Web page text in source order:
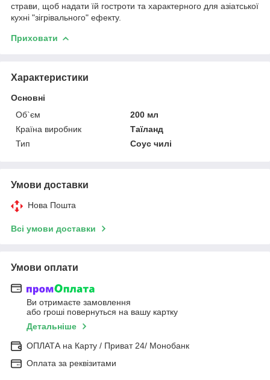
страви, щоб надати їй гостроти та характерного для азіатської
кухні "зігрівального" ефекту.
Приховати
Характеристики
Основні
Об`єм
200 мл
Країна виробник
Таїланд
Тип
Соус чилі
Умови доставки
Нова Пошта
Всі умови доставки
Умови оплати
Ви отримаєте замовлення
або гроші повернуться на вашу картку
Детальніше
ОПЛАТА на Карту / Приват 24/ Монобанк
Оплата за реквізитами